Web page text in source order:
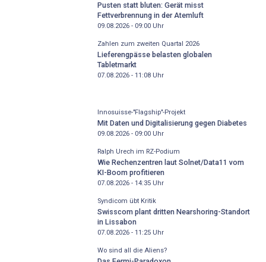
Pusten statt bluten: Gerät misst
Fettverbrennung in der Atemluft
09.08.2026 - 09:00Uhr
Zahlen zum zweiten Quartal 2026
Lieferengpässe belasten globalen
Tabletmarkt
07.08.2026 - 11:08Uhr
Innosuisse-"Flagship"-Projekt
Mit Daten und Digitalisierung gegen Diabetes
09.08.2026 - 09:00Uhr
Ralph Urech im RZ-Podium
Wie Rechenzentren laut Solnet/Data11 vom
KI-Boom profitieren
07.08.2026 - 14:35Uhr
Syndicom übt Kritik
Swisscom plant dritten Nearshoring-Standort
in Lissabon
07.08.2026 - 11:25Uhr
Wo sind all die Aliens?